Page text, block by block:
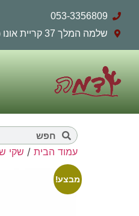
053-3356809
שלמה המלך 37 קריית אונו (קניון קריית אונו, צמוד לארומה מבחוץ)
עמוד הבית / שקי
מבצע!